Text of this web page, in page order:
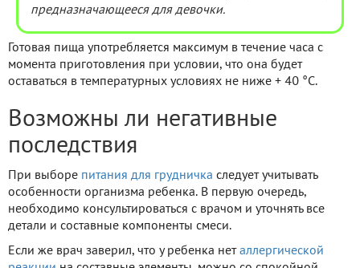
предназначающееся для девочки.
Готовая пища употребляется максимум в течение часа с
момента приготовления при условии, что она будет
оставаться в температурных условиях не ниже + 40 °С.
Возможны ли негативные
последствия
При выборе питания для грудничка следует учитывать
особенности организма ребенка. В первую очередь,
необходимо консультироваться с врачом и уточнять все
детали и составные компоненты смеси.
Если же врач заверил, что у ребенка нет аллергической